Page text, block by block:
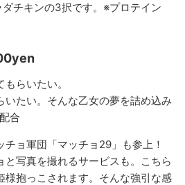
チキンの3択です。※プロテイン
らいたい。
いたい。そんな乙女の夢を詰め込み
合
ョ軍団「マッチョ29」も参上！
と写真を撮れるサービスも。こちら
様抱っこされます。そんな強引な感